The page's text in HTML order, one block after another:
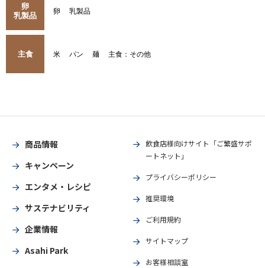
卵
乳製品
卵 乳製品
主食 米 パン 麺 主食：その他
商品情報
キャンペーン
エンタメ・レシピ
サステナビリティ
企業情報
Asahi Park
飲食店様向けサイト「ご繁盛サポ
ートネット」
プライバシーポリシー
推奨環境
ご利用規約
サイトマップ
お客様相談室